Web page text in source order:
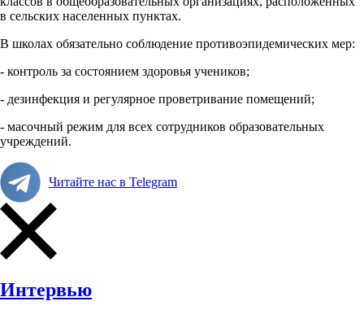
в сельских населенных пунктах.
В школах обязательно соблюдение противоэпидемических мер:
- контроль за состоянием здоровья учеников;
- дезинфекция и регулярное проветривание помещений;
- масочный режим для всех сотрудников образовательных
учреждений.
Читайте нас в Telegram
Интервью